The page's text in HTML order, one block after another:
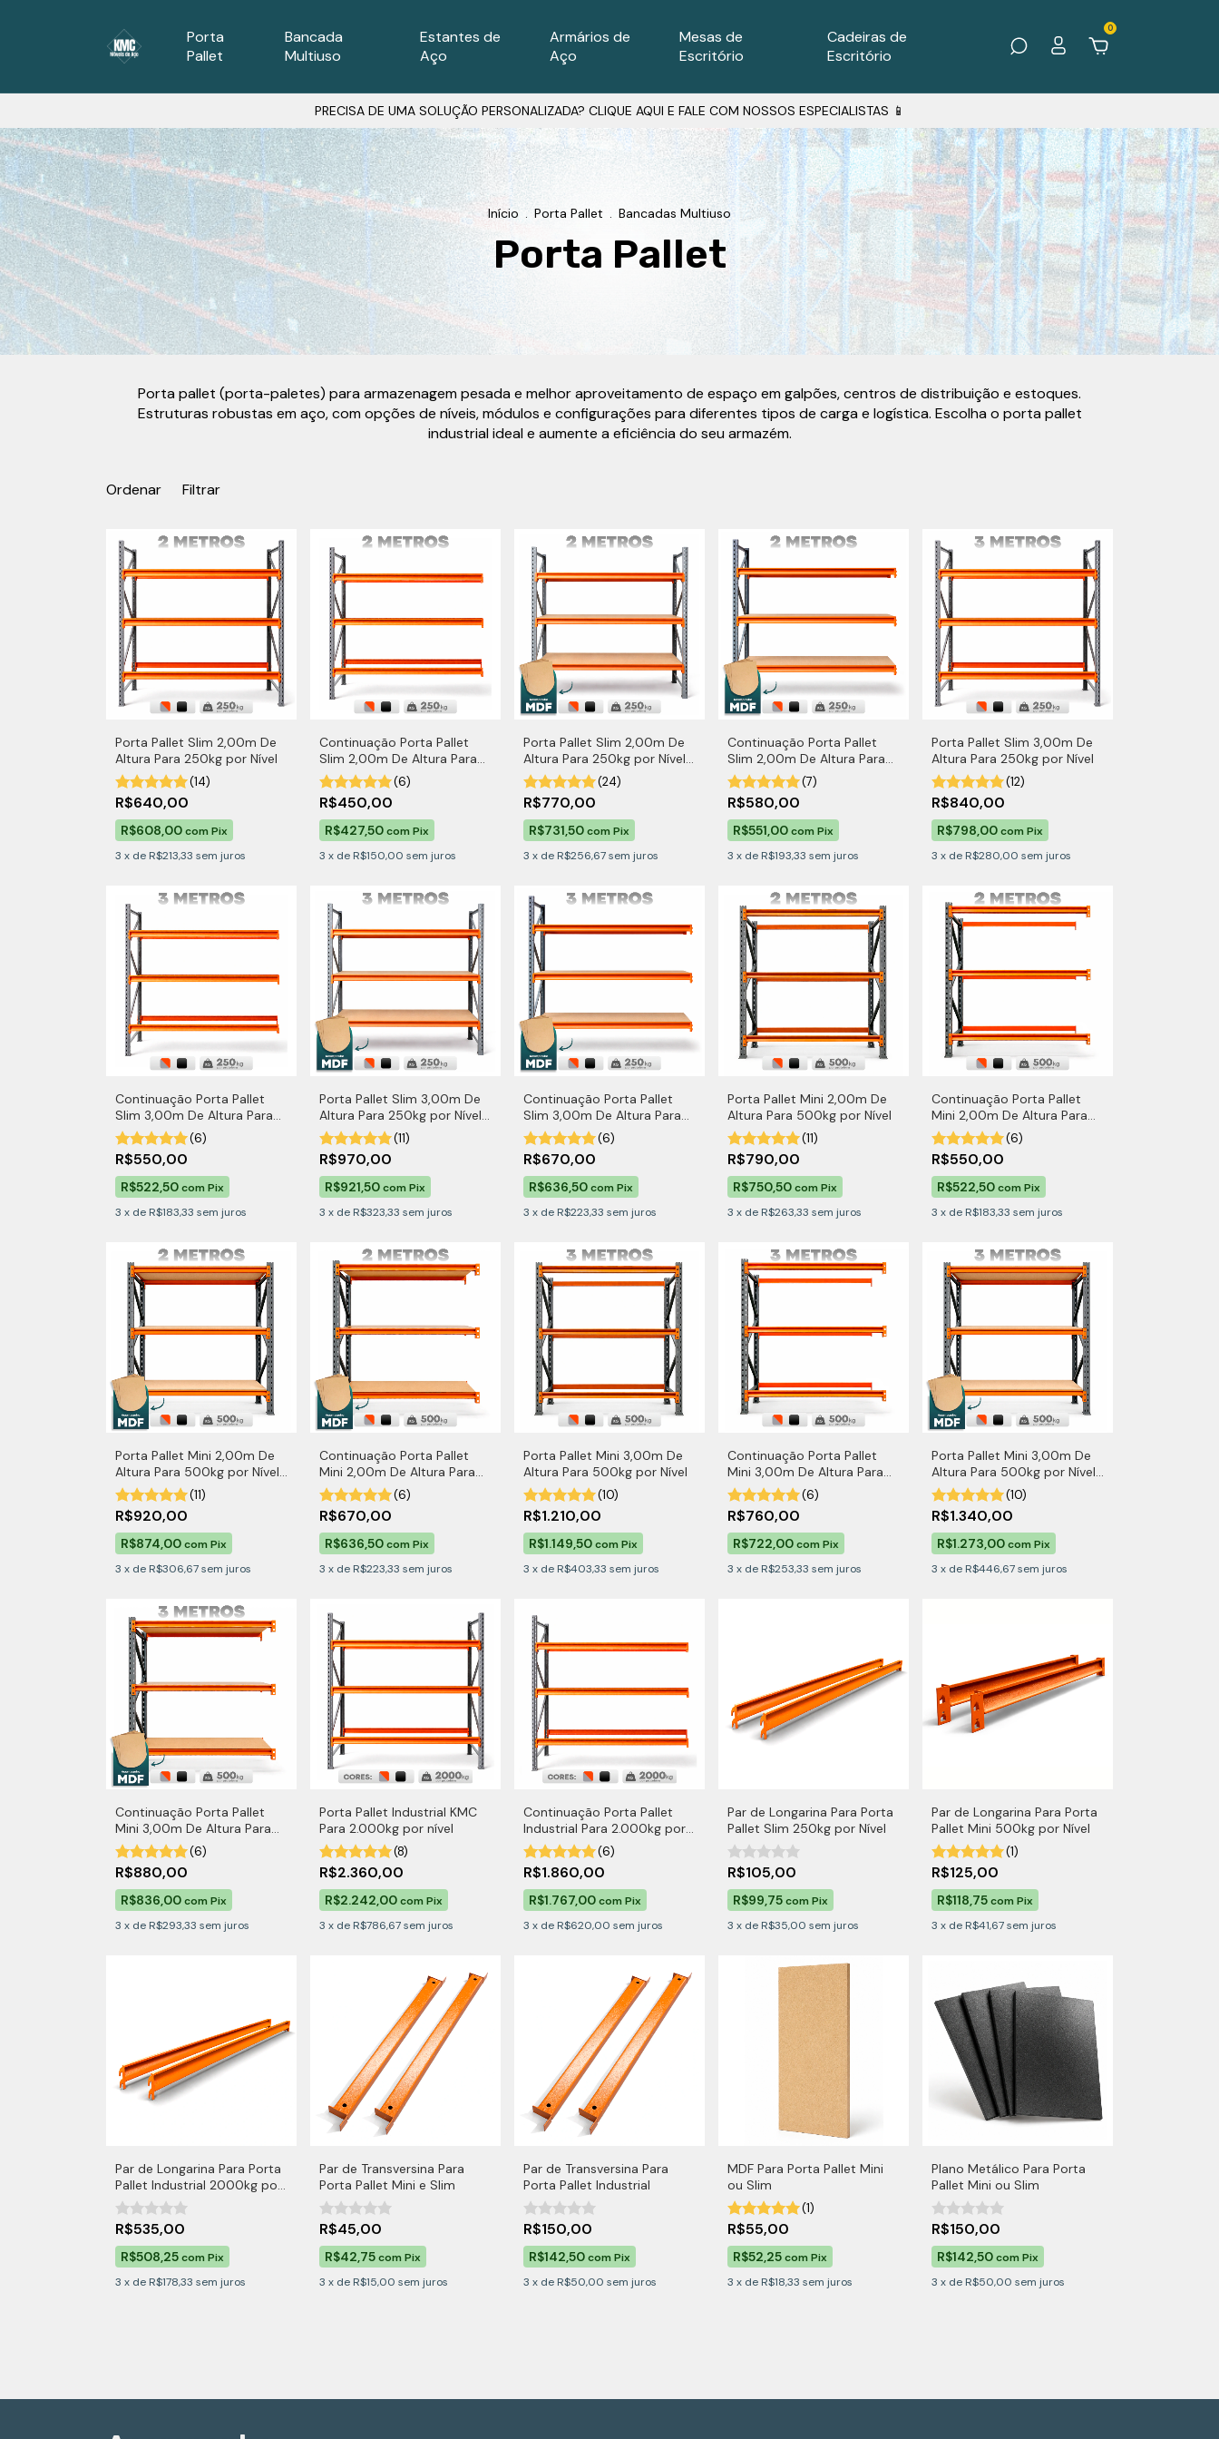
Porta
Pallet
Bancada
Multiuso
Estantes de
Aço
Armários de
Aço
Mesas de
Escritório
Cadeiras de
Escritório
0
PRECISA DE UMA SOLUÇÃO PERSONALIZADA? CLIQUE AQUI E FALE COM NOSSOS ESPECIALISTAS 📱
Início . Porta Pallet . Bancadas Multiuso
Porta Pallet
Porta pallet (porta-paletes) para armazenagem pesada e melhor aproveitamento de espaço em galpões, centros de distribuição e estoques.
Estruturas robustas em aço, com opções de níveis, módulos e configurações para diferentes tipos de carga e logística. Escolha o porta pallet
industrial ideal e aumente a eficiência do seu armazém.
Ordenar Filtrar
Porta Pallet Slim 2,00m De
Altura Para 250kg por Nível
(14)
R$640,00
R$608,00comPix
3 x de R$213,33 sem juros
Continuação Porta Pallet
Slim 2,00m De Altura Para
250kg por Nível
(6)
R$450,00
R$427,50comPix
3 x de R$150,00 sem juros
Porta Pallet Slim 2,00m De
Altura Para 250kg por Nível
Com MDF
(24)
R$770,00
R$731,50comPix
3 x de R$256,67sem juros
Continuação Porta Pallet
Slim 2,00m De Altura Para
250kg por Nível Com MDF
(7)
R$580,00
R$551,00comPix
3 x de R$193,33 sem juros
Porta Pallet Slim 3,00m De
Altura Para 250kg por Nível
(12)
R$840,00
R$798,00comPix
3 x de R$280,00 sem juros
Continuação Porta Pallet
Slim 3,00m De Altura Para
250kg por Nível
(6)
R$550,00
R$522,50comPix
3 x de R$183,33 sem juros
Porta Pallet Slim 3,00m De
Altura Para 250kg por Nível
Com MDF
(11)
R$970,00
R$921,50comPix
3 x de R$323,33 sem juros
Continuação Porta Pallet
Slim 3,00m De Altura Para
250kg por Nível Com MDF
(6)
R$670,00
R$636,50comPix
3 x de R$223,33 sem juros
Porta Pallet Mini 2,00m De
Altura Para 500kg por Nível
(11)
R$790,00
R$750,50comPix
3 x de R$263,33 sem juros
Continuação Porta Pallet
Mini 2,00m De Altura Para
500kg por Nível
(6)
R$550,00
R$522,50comPix
3 x de R$183,33 sem juros
Porta Pallet Mini 2,00m De
Altura Para 500kg por Nível
Com MDF
(11)
R$920,00
R$874,00comPix
3 x de R$306,67sem juros
Continuação Porta Pallet
Mini 2,00m De Altura Para
500kg por Nível Com MDF
(6)
R$670,00
R$636,50comPix
3 x de R$223,33 sem juros
Porta Pallet Mini 3,00m De
Altura Para 500kg por Nível
(10)
R$1.210,00
R$1.149,50comPix
3 x de R$403,33 sem juros
Continuação Porta Pallet
Mini 3,00m De Altura Para
500kg por Nível
(6)
R$760,00
R$722,00comPix
3 x de R$253,33 sem juros
Porta Pallet Mini 3,00m De
Altura Para 500kg por Nível
Com MDF
(10)
R$1.340,00
R$1.273,00comPix
3 x de R$446,67sem juros
Continuação Porta Pallet
Mini 3,00m De Altura Para
500kg por Nível Com MDF
(6)
R$880,00
R$836,00comPix
3 x de R$293,33 sem juros
Porta Pallet Industrial KMC
Para 2.000kg por nível
(8)
R$2.360,00
R$2.242,00comPix
3 x de R$786,67sem juros
Continuação Porta Pallet
Industrial Para 2.000kg por
Nível
(6)
R$1.860,00
R$1.767,00comPix
3 x de R$620,00 sem juros
Par de Longarina Para Porta
Pallet Slim 250kg por Nível
R$105,00
R$99,75comPix
3 x de R$35,00 sem juros
Par de Longarina Para Porta
Pallet Mini 500kg por Nível
(1)
R$125,00
R$118,75comPix
3 x de R$41,67sem juros
Par de Longarina Para Porta
Pallet Industrial 2000kg por
Nível
R$535,00
R$508,25comPix
3 x de R$178,33 sem juros
Par de Transversina Para
Porta Pallet Mini e Slim
R$45,00
R$42,75comPix
3 x de R$15,00 sem juros
Par de Transversina Para
Porta Pallet Industrial
R$150,00
R$142,50comPix
3 x de R$50,00 sem juros
MDF Para Porta Pallet Mini
ou Slim
(1)
R$55,00
R$52,25comPix
3 x de R$18,33 sem juros
Plano Metálico Para Porta
Pallet Mini ou Slim
R$150,00
R$142,50comPix
3 x de R$50,00 sem juros